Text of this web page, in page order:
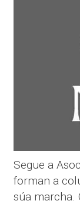
Segue a
forman a
súa marcha.